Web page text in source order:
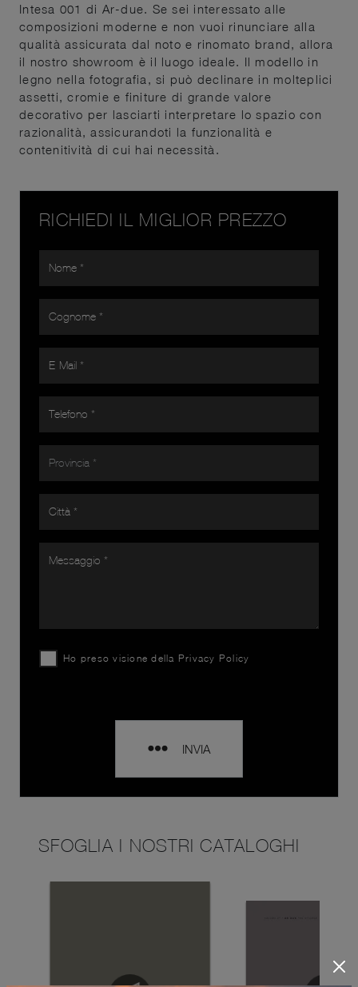
Intesa 001 di Ar-due. Se sei interessato alle
composizioni moderne e non vuoi rinunciare alla
qualità assicurata dal noto e rinomato brand, allora
il nostro showroom è il luogo ideale. Il modello in
legno nella fotografia, si può declinare in molteplici
assetti, cromie e finiture di grande valore
decorativo per lasciarti interpretare lo spazio con
razionalità, assicurandoti la funzionalità e
contenitività di cui hai necessità.
RICHIEDI IL MIGLIOR PREZZO
Ho preso visione della Privacy Policy
INVIA
SFOGLIA I NOSTRI CATALOGHI